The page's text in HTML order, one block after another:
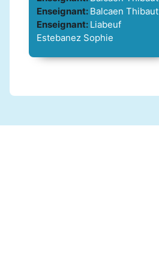
Enseignant: Balcaen Thibaut
Enseignant: Liabeuf
Estebanez Sophie